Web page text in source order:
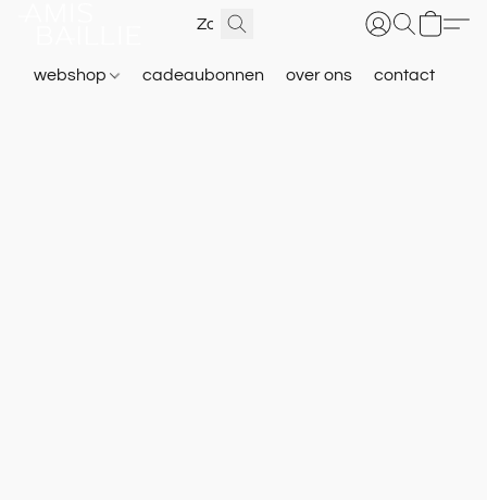
webshop cadeaubonnen over ons contact